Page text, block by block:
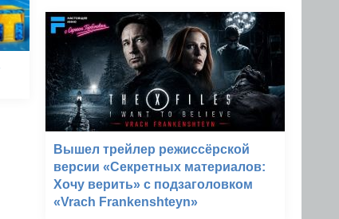
Вышел трейлер режиссёрской
версии «Секретных материалов:
Хочу верить» с подзаголовком
«Vrach Frankenshteyn»